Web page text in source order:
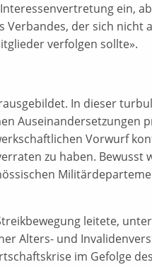
ein,
Verbandes, der sich nicht
verfolgen sollte».
In dieser
Auseinandersetzungen
Vorwurf
zu haben. Bewusst
leitete,
Alters- und
im Gefolge